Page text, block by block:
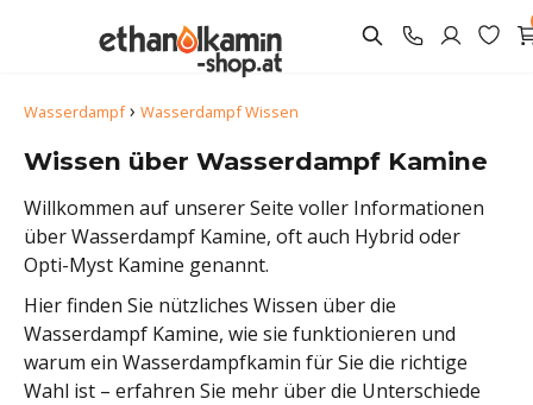
Wasserdampf› Wasserdampf Wissen
Wissen über Wasserdampf Kamine
Willkommen auf unserer Seite voller Informationen
über Wasserdampf Kamine, oft auch Hybrid oder
Opti-Myst Kamine genannt.
Hier finden Sie nützliches Wissen über die
Wasserdampf Kamine, wie sie funktionieren und
warum ein Wasserdampfkamin für Sie die richtige
Wahl ist – erfahren Sie mehr über die Unterschiede